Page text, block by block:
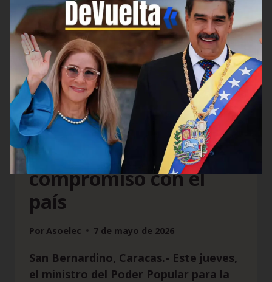
BLOG
MPPEE celebró el Día
de las Madres
exaltando su labor y
compromiso con el
país
PorAsoelec 7 de mayo de 2026
San Bernardino, Caracas.- Este jueves,
el ministro del Poder Popular para la